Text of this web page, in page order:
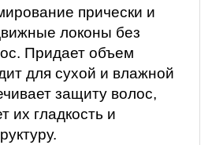
прически и
локоны без
Придает объем
для сухой и влажной
защиту волос,
их гладкость и